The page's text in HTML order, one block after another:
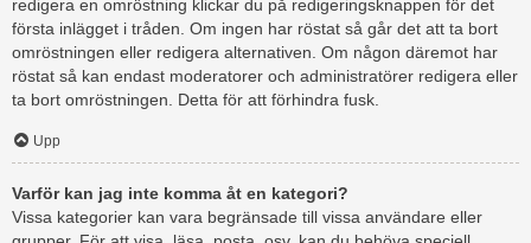
redigera en omröstning klickar du på redigeringsknappen för det
första inlägget i tråden. Om ingen har röstat så går det att ta bort
omröstningen eller redigera alternativen. Om någon däremot har
röstat så kan endast moderatorer och administratörer redigera eller
ta bort omröstningen. Detta för att förhindra fusk.
Upp
Varför kan jag inte komma åt en kategori?
Vissa kategorier kan vara begränsade till vissa användare eller